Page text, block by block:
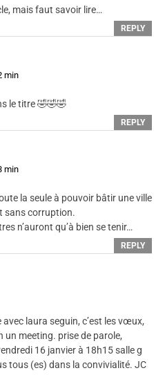
mais faut savoir lire…
REPLY
min
le titre 🤣🤣🤣
REPLY
min
la seule à pouvoir bâtir une ville
sans corruption.
n’auront qu’à bien se tenir…
REPLY
laura seguin, c’est les vœux,
un meeting. prise de parole,
16 janvier à 18h15 salle g
tous (es) dans la convivialité. JC